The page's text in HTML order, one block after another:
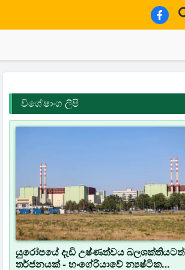
විශේෂාංග ලිපි
යුරෝපයේ දැඩි උෂ්ණත්වය බලශක්තියටත්
තර්ජනයක් - හංගේරියාවේ න්‍යෂ්ටික